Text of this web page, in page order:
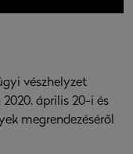
vészhelyzet
április 20-i és
megrendezéséről